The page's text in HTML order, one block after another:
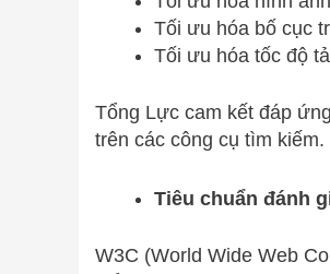
Tối ưu hóa bố cục
Tối ưu hóa tốc độ
Tổng Lực cam kết đáp
trên các công cụ tìm kiếm.
Tiêu chuẩn đánh
W3C (World Wide Web